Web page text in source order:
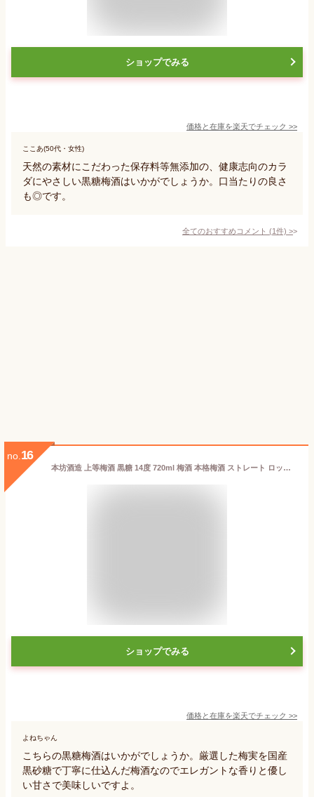
ショップでみる
価格と在庫を楽天でチェック >>
ここあ(50代・女性)
天然の素材にこだわった保存料等無添加の、健康志向のカラ
ダにやさしい黒糖梅酒はいかがでしょうか。口当たりの良さ
も◎です。
全てのおすすめコメント (1件) >
no. 16
本坊酒造 上等梅酒 黒糖 14度 720ml 梅酒 本格梅酒 ストレート ロック 水割り お湯割り ソーダ割り 紅茶割り 果実酒 リキュール 本格梅酒 贈り物 季節のご挨拶 ハレの日 感謝 大切な人へ 手持ち 二重包装 のし お中元 お歳暮星舎蔵
ショップでみる
価格と在庫を楽天でチェック >>
よねちゃん
こちらの黒糖梅酒はいかがでしょうか。厳選した梅実を国産
黒砂糖で丁寧に仕込んだ梅酒なのでエレガントな香りと優し
い甘さで美味しいですよ。